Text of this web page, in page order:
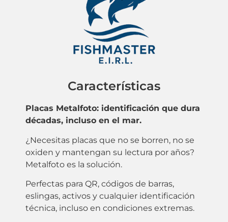
Características
Placas Metalfoto: identificación que dura
décadas, incluso en el mar.
¿Necesitas placas que no se borren, no se
oxiden y mantengan su lectura por años?
Metalfoto es la solución.
Perfectas para QR, códigos de barras,
eslingas, activos y cualquier identificación
técnica, incluso en condiciones extremas.